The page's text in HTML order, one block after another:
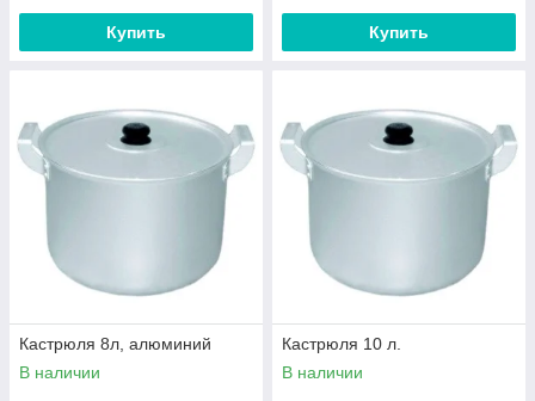
Купить Купить
Кастрюля 8л, алюминий
В наличии
Кастрюля 10 л.
В наличии